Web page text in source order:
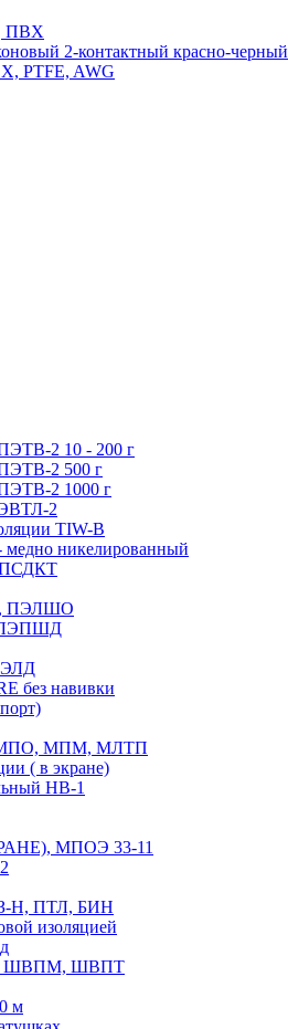
ПВХ
2-контактный красно-черный
PTFE, AWG
2 10 - 200 г
2 500 г
2 1000 г
2
TIW-B
никелированный
ПСДКТ
ПЭЛШО
ЛЭПШД
без навивки
МПО, МПМ, МЛТП
( в экране)
HB-1
МПОЭ 33-11
Н, ПТЛ, БИН
изоляцией
ШВПМ, ШВПТ
м